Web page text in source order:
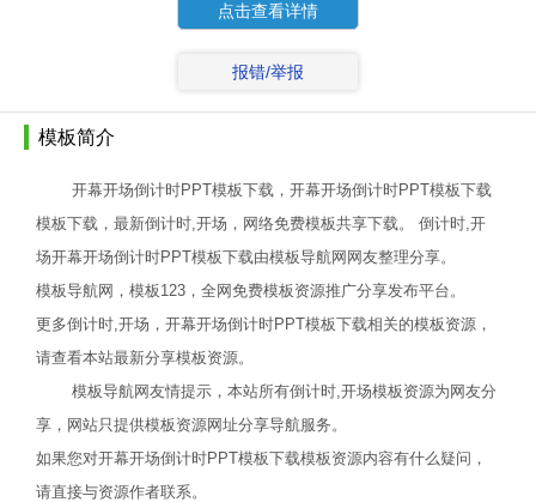
点击查看详情
报错/举报
模板简介
开幕开场倒计时PPT模板下载，开幕开场倒计时PPT模板下载
模板下载，最新倒计时,开场，网络免费模板共享下载。 倒计时,开
场开幕开场倒计时PPT模板下载由模板导航网网友整理分享。
模板导航网，模板123，全网免费模板资源推广分享发布平台。
更多倒计时,开场，开幕开场倒计时PPT模板下载相关的模板资源，
请查看本站最新分享模板资源。
模板导航网友情提示，本站所有倒计时,开场模板资源为网友分
享，网站只提供模板资源网址分享导航服务。
如果您对开幕开场倒计时PPT模板下载模板资源内容有什么疑问，
请直接与资源作者联系。